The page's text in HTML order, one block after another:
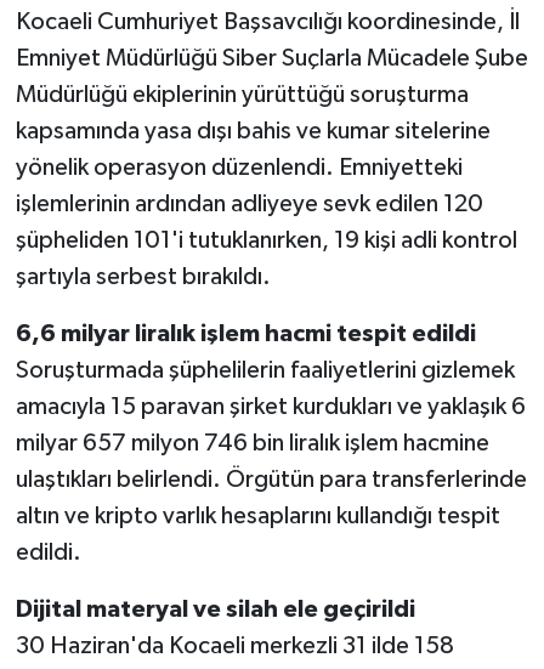
Kocaeli Cumhuriyet Başsavcılığı koordinesinde, İl
Emniyet Müdürlüğü Siber Suçlarla Mücadele Şube
Müdürlüğü ekiplerinin yürüttüğü soruşturma
kapsamında yasa dışı bahis ve kumar sitelerine
yönelik operasyon düzenlendi. Emniyetteki
işlemlerinin ardından adliyeye sevk edilen 120
şüpheliden 101'i tutuklanırken, 19 kişi adli kontrol
şartıyla serbest bırakıldı.
6,6 milyar liralık işlem hacmi tespit edildi
Soruşturmada şüphelilerin faaliyetlerini gizlemek
amacıyla 15 paravan şirket kurdukları ve yaklaşık 6
milyar 657 milyon 746 bin liralık işlem hacmine
ulaştıkları belirlendi. Örgütün para transferlerinde
altın ve kripto varlık hesaplarını kullandığı tespit
edildi.
Dijital materyal ve silah ele geçirildi
30 Haziran'da Kocaeli merkezli 31 ilde 158